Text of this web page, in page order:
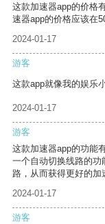
这款加速器app的价格
速器app的价格应该在
2024-01-17
游客
这款app就像我的娱乐
2024-01-17
游客
这款加速器app的功能
一个自动切换线路的
路，从而获得更好的加
2024-01-17
游客